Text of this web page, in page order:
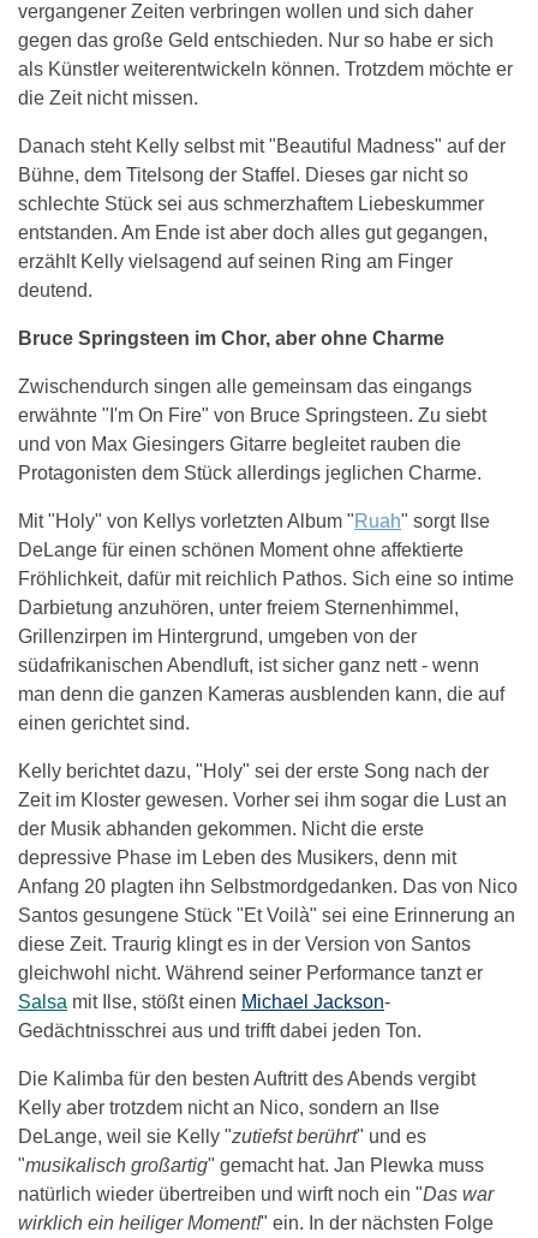
vergangener Zeiten verbringen wollen und sich daher
gegen das große Geld entschieden. Nur so habe er sich
als Künstler weiterentwickeln können. Trotzdem möchte er
die Zeit nicht missen.
Danach steht Kelly selbst mit "Beautiful Madness" auf der
Bühne, dem Titelsong der Staffel. Dieses gar nicht so
schlechte Stück sei aus schmerzhaftem Liebeskummer
entstanden. Am Ende ist aber doch alles gut gegangen,
erzählt Kelly vielsagend auf seinen Ring am Finger
deutend.
Bruce Springsteen im Chor, aber ohne Charme
Zwischendurch singen alle gemeinsam das eingangs
erwähnte "I'm On Fire" von Bruce Springsteen. Zu siebt
und von Max Giesingers Gitarre begleitet rauben die
Protagonisten dem Stück allerdings jeglichen Charme.
Mit "Holy" von Kellys vorletzten Album "Ruah" sorgt Ilse
DeLange für einen schönen Moment ohne affektierte
Fröhlichkeit, dafür mit reichlich Pathos. Sich eine so intime
Darbietung anzuhören, unter freiem Sternenhimmel,
Grillenzirpen im Hintergrund, umgeben von der
südafrikanischen Abendluft, ist sicher ganz nett - wenn
man denn die ganzen Kameras ausblenden kann, die auf
einen gerichtet sind.
Kelly berichtet dazu, "Holy" sei der erste Song nach der
Zeit im Kloster gewesen. Vorher sei ihm sogar die Lust an
der Musik abhanden gekommen. Nicht die erste
depressive Phase im Leben des Musikers, denn mit
Anfang 20 plagten ihn Selbstmordgedanken. Das von Nico
Santos gesungene Stück "Et Voilà" sei eine Erinnerung an
diese Zeit. Traurig klingt es in der Version von Santos
gleichwohl nicht. Während seiner Performance tanzt er
Salsa mit Ilse, stößt einen Michael Jackson-
Gedächtnisschrei aus und trifft dabei jeden Ton.
Die Kalimba für den besten Auftritt des Abends vergibt
Kelly aber trotzdem nicht an Nico, sondern an Ilse
DeLange, weil sie Kelly "zutiefst berührt" und es
"musikalisch großartig" gemacht hat. Jan Plewka muss
natürlich wieder übertreiben und wirft noch ein "Das war
wirklich ein heiliger Moment!" ein. In der nächsten Folge